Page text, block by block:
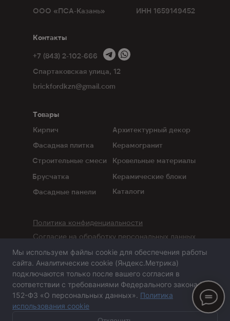
ИНН 1659149452
Согласие на обработку персональных данных
Политика конфиденциальности
Фасадная плитка
Кирпич Архитектурный декор
Фасадные панели
Керамогранит
Строительные смеси
Каталоги
Товары
Контакты
Брусчатка
+7 (843) 2-102-666
ООО «ПСА-Казань»
Кровельные материалы
Керамические блоки
Сайт не является публичной офертой,
определяемой положениями статьи 437 ГК РФ
brickfordkzn@gmail.com
Спартаковская улица, 12
Мы используем файлы cookie для обеспечения работы
сайта. Аналитические cookie (Яндекс.Метрика)
подключаются только после вашего согласия в
соответствии с требованиями Федерального закона №
152-ФЗ «О персональных данных». Политика
использования cookie